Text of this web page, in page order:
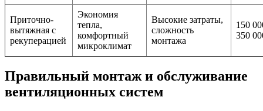
Приточно-
вытяжная с
рекуперацией
Экономия
тепла,
комфортный
микроклимат
Высокие затраты,
сложность
монтажа
150
350
Правильный монтаж и обслуживание
вентиляционных систем